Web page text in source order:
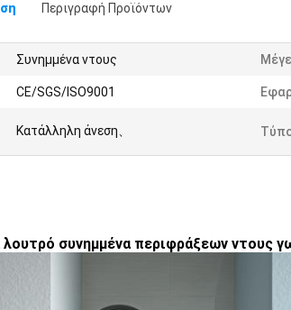
Περιγραφή Προϊόντων
Συνημμένα ντους
CE/SGS/ISO9001
Κατάλληλη άνεση、
συνημμένα περιφράξεων ντους